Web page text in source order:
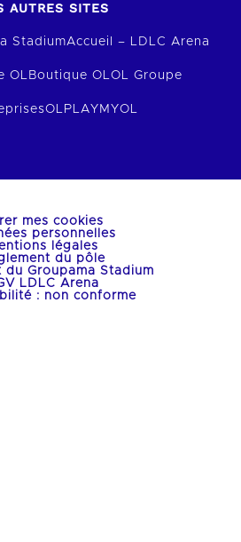
AUTRES SITES
StadiumAccueil – LDLC Arena
OL Boutique OLOL Groupe
OLPLAY MYOL
mes cookies
personnelles
légales
du pôle
du Groupama Stadium
LDLC Arena
: non conforme